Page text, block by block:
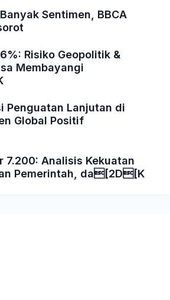
Sentimen, BBCA
Risiko Geopolitik &
Membayangi
Penguatan Lanjutan di
Global Positif
7.200: Analisis Kekuatan
Pemerintah, da[2D[K